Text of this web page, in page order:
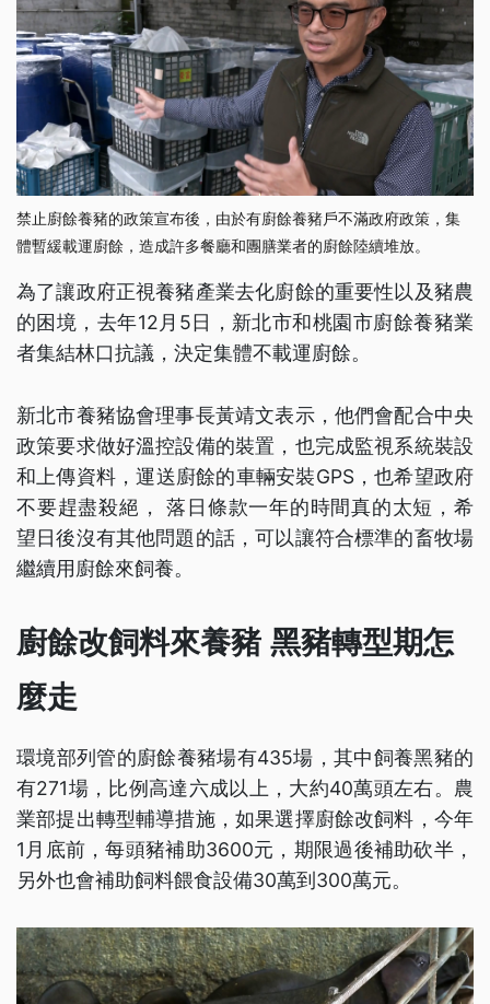
禁止廚餘養豬的政策宣布後，由於有廚餘養豬戶不滿政府政策，集
體暫緩載運廚餘，造成許多餐廳和團膳業者的廚餘陸續堆放。
為了讓政府正視養豬產業去化廚餘的重要性以及豬農
的困境，去年12月5日，新北市和桃園市廚餘養豬業
者集結林口抗議，決定集體不載運廚餘。
新北市養豬協會理事長黃靖文表示，他們會配合中央
政策要求做好溫控設備的裝置，也完成監視系統裝設
和上傳資料，運送廚餘的車輛安裝GPS，也希望政府
不要趕盡殺絕， 落日條款一年的時間真的太短，希
望日後沒有其他問題的話，可以讓符合標準的畜牧場
繼續用廚餘來飼養。
廚餘改飼料來養豬 黑豬轉型期怎
麼走
環境部列管的廚餘養豬場有435場，其中飼養黑豬的
有271場，比例高達六成以上，大約40萬頭左右。農
業部提出轉型輔導措施，如果選擇廚餘改飼料，今年
1月底前，每頭豬補助3600元，期限過後補助砍半，
另外也會補助飼料餵食設備30萬到300萬元。